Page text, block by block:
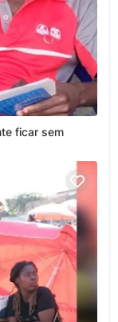
ficar sem